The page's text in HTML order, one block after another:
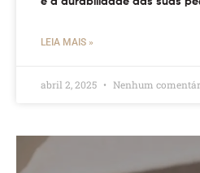
LEIA MAIS »
abril 2, 2025 Nenhum